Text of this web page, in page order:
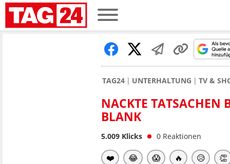
TAG24 UNTERHALTUNG TV &
NACKTE TATSACHEN
BLANK
5.009 Klicks 0 Reaktionen
❤️ 😂 😱 🔥 😥 👏